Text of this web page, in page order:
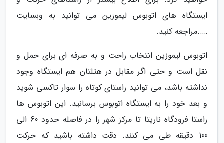
ایستگاه های اتوبوس لیموزین می توانید به وبسایت
…..مراجعه کنید.
اتوبوس لیموزین انتخاب راحت و به صرفه ای برای حمل و
نقل است و حتی اگر مقابل در هتلتان هم ایستگاه وجود
نداشته باشد، می توانید راستای کوتاه را سوار تاکسی شوید
و بعد خود را به ایستگاه اتوبوس برسانید. این اتوبوس ها
راستا فرودگاه ناریتا تا مرکز شهر را در فاصله حدود 60 الی
100 دقیقه طی می کنند. دقت داشته باشید که حرکت